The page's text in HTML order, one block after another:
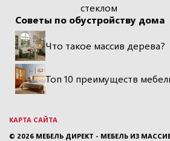
стеклом
Советы по обустройству дома
Что такое массив дерева?
Топ 10 преимуществ
КАРТА САЙТА
© 2026 МЕБЕЛЬ ДИРЕКТ - МЕБЕЛЬ ИЗ